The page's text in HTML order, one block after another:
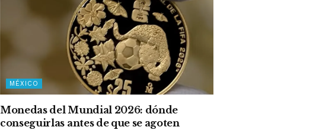
MÉXICO
Monedas del Mundial 2026: dónde
conseguirlas antes de que se agoten